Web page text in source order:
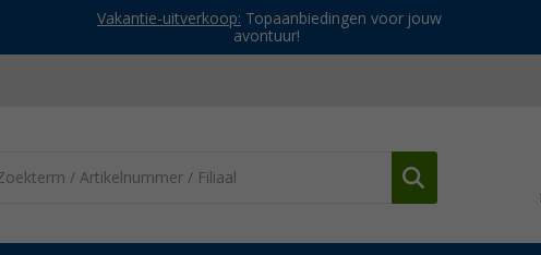
Vakantie-uitverkoop: Topaanbiedingen voor jouw
avontuur!